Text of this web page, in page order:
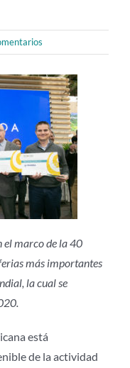
el marco de la 40
más importantes
la cual se
está
de la actividad